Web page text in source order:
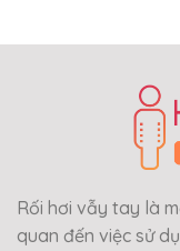
Rối hơi vẫy tay là
quan đến việc sử